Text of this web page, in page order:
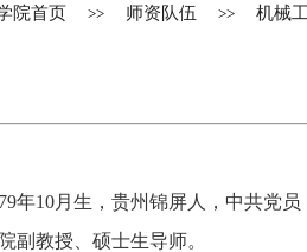
院首页 >> 师资队伍 >> 机械
年10月生，贵州锦屏人，中共党
副教授、硕士生导师。